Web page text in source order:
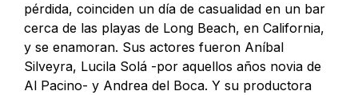
pérdida, coinciden un día de casualidad en un bar
cerca de las playas de Long Beach, en California,
y se enamoran. Sus actores fueron Aníbal
Silveyra, Lucila Solá -por aquellos años novia de
Al Pacino- y Andrea del Boca. Y su productora